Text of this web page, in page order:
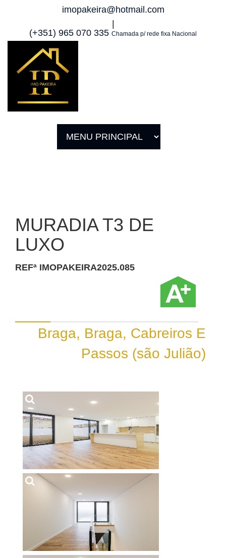
imopakeira@hotmail.com
(+351) 965 070 335 Chamada p/ rede fixa Nacional
MURADIA T3 DE
LUXO
REFª IMOPAKEIRA2025.085
Braga, Braga, Cabreiros E
Passos (são Julião)